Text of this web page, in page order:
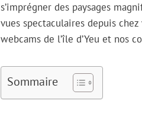
s’imprégner des paysages
vues spectaculaires depuis
webcams de l’île d’Yeu et nos
Sommaire